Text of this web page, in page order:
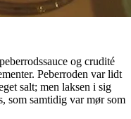
og crudité
Peberroden var lidt
salt; men laksen i sig
som samtidig var mør som